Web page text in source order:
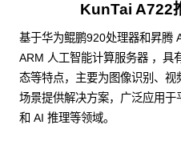
KunTai A722
基于华为鲲鹏920处理器和昇腾
ARM 人工智能计算服务器 ，具
态等特点，主要为图像识别、
场景提供解决方案，广泛应用
和 AI 推理等领域。